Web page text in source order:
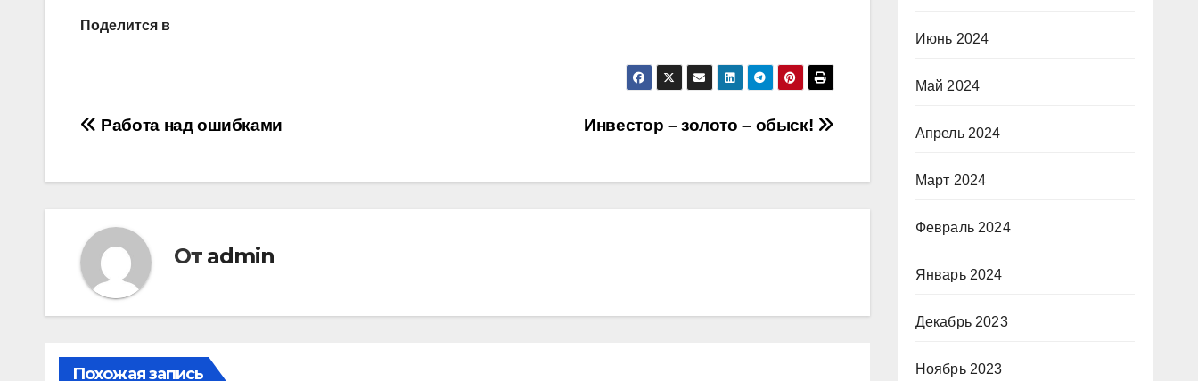
Поделится в
Навигация
Инвестор – золото – обыск!
Работа над ошибками
От admin
Похожая запись
Июнь 2024
Май 2024
Апрель 2024
Март 2024
Февраль 2024
Январь 2024
Декабрь 2023
Ноябрь 2023